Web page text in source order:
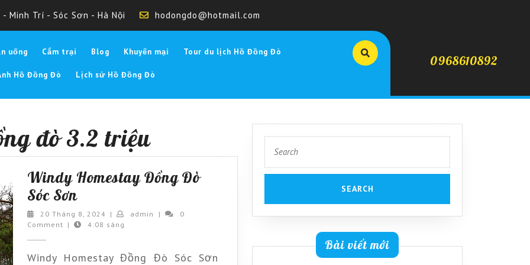
Minh Trí - Sóc Sơn - Hà Nội hodongdo@hotmail.com
uống Cắm trại Blog Khuyến mại Tour du lịch Hồ Đồng Đò
Hồ Đồng Đò Lịch sử Hồ Đồng Đò
0968610892
đò 3.2 triệu
Windy Homestay Đồng Đò
Sóc SơnWindy
Homestay
Đồng
20 Tháng 8, 2024 20
Tháng
| admin admin
|
0
Comment | 4:08 sáng
Windy Homestay Đồng Đò Sóc Sơn
for:
Bài viết mới